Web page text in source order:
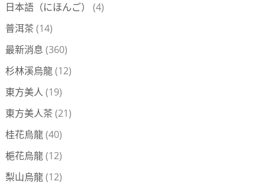
日本語（にほんご）
(4)
普洱茶 (14)
最新消息 (360)
杉林溪烏龍(12)
東方美人 (19)
東方美人茶 (21)
桂花烏龍(40)
梔花烏龍(12)
梨山烏龍(12)